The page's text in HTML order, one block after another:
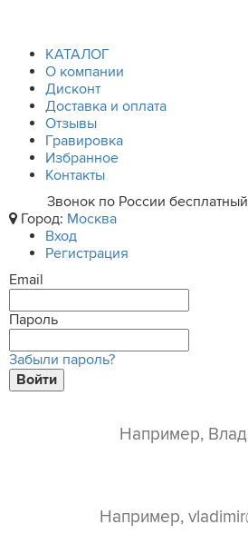
КАТАЛОГ
О компании
Дисконт
Доставка и оплата
Отзывы
Гравировка
Избранное
Контакты
Звонок по России бесплатный
Город: Москва
Вход
Регистрация
Email
Пароль
Забыли пароль?
Войти